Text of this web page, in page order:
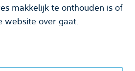
makkelijk te onthouden is of
over gaat.